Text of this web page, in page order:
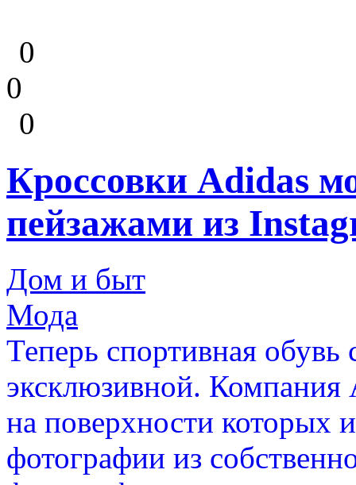
0
0
0
Кроссовки Adidas
пейзажами из
Дом и быт
Мода
Теперь спортивная
эксклюзивной. Компания
на поверхности которых
фотографии из